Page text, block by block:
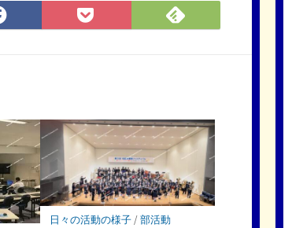
Facebook
で
Pocket
に
Feedly
で
日々の活動の様子/部活動